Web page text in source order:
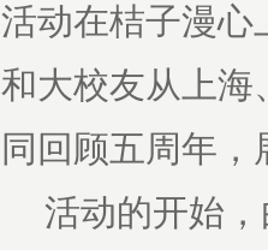
活动在桔子漫心
和大校友从上海
同回顾五周年，
活动的开始